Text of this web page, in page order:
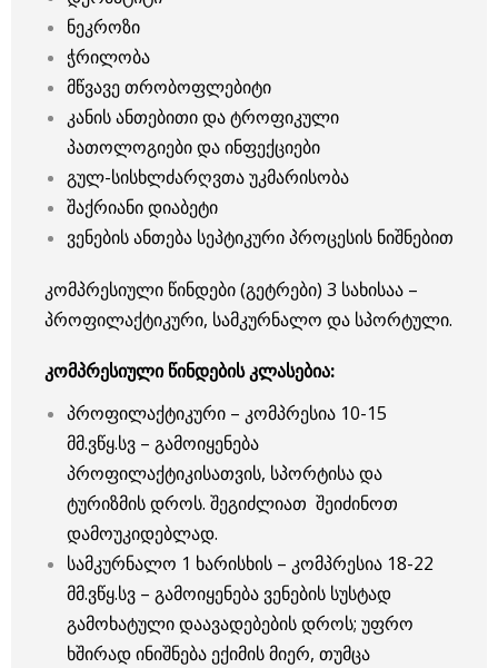
ნეკროზი
ჭრილობა
მწვავე თრობოფლებიტი
კანის ანთებითი და ტროფიკული
პათოლოგიები და ინფექციები
გულ-სისხლძარღვთა უკმარისობა
შაქრიანი დიაბეტი
ვენების ანთება სეპტიკური პროცესის ნიშნებით
კომპრესიული წინდები (გეტრები) 3 სახისაა –
პროფილაქტიკური, სამკურნალო და სპორტული.
კომპრესიული წინდების კლასებია:
პროფილაქტიკური – კომპრესია 10-15
მმ.ვწყ.სვ – გამოიყენება
პროფილაქტიკისათვის, სპორტისა და
ტურიზმის დროს. შეგიძლიათ შეიძინოთ
დამოუკიდებლად.
სამკურნალო 1 ხარისხის – კომპრესია 18-22
მმ.ვწყ.სვ – გამოიყენება ვენების სუსტად
გამოხატული დაავადებების დროს; უფრო
ხშირად ინიშნება ექიმის მიერ, თუმცა